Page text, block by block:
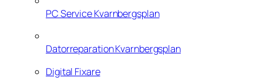
PC Service Kvarnbergsplan
Datorreparation Kvarnbergsplan
Digital Fixare